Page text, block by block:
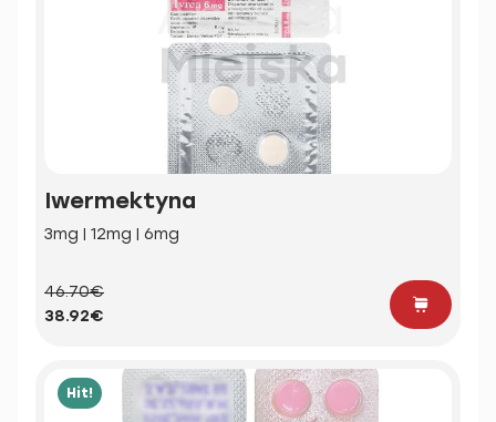
Iwermektyna
3mg | 12mg | 6mg
46.70€
38.92€
Hit!